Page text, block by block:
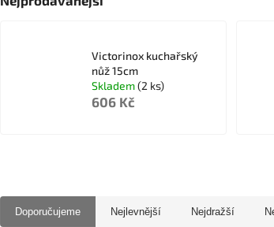
Victorinox kuchařský
nůž 15cm
Skladem(2 ks)
606 Kč
Doporučujeme Nejlevnější Nejdražší